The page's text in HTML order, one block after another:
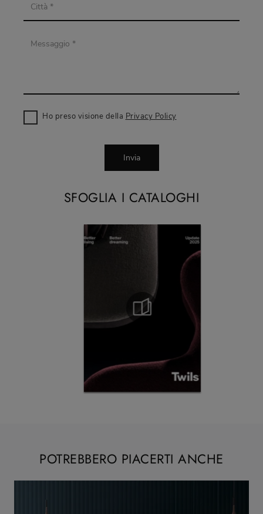
SFOGLIA I CATALOGHI
Ho preso visione della Privacy Policy
Invia
POTREBBERO PIACERTI ANCHE